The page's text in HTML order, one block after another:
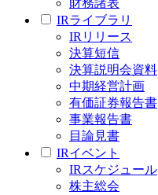
財務諸表
IRライブラリ
IRリリース
決算短信
決算説明会資料
中期経営計画
有価証券報告書
事業報告書
目論見書
IRイベント
IRスケジュール
株主総会